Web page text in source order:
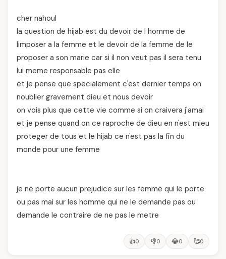
cher nahoul
la question de hijab est du devoir de l homme de
limposer a la femme et le devoir de la femme de le
proposer a son marie car si il non veut pas il sera tenu
lui meme responsable pas elle
et je pense que specialement c'est dernier temps on
noublier gravement dieu et nous devoir
on vois plus que cette vie comme si on craivera j'amai
et je pense quand on ce raproche de dieu en n'est mieu
proteger de tous et le hijab ce n'est pas la fin du
monde pour une femme
je ne porte aucun prejudice sur les femme qui le porte
ou pas mai sur les homme qui ne le demande pas ou
demande le contraire de ne pas le metre
👍0 👎0 😂0 🥰0